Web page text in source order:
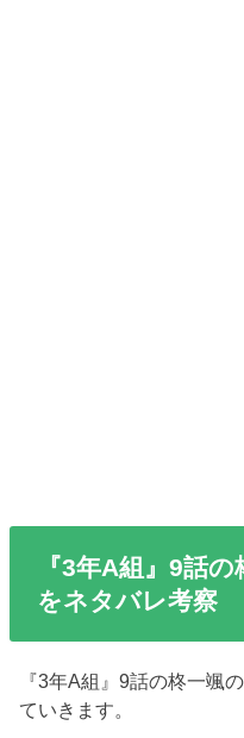
『3年A組』9話
をネタバレ考察
『3年A組』9話の柊一颯
ていきます。